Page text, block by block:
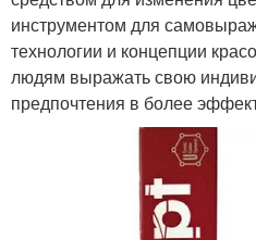
инструментом для
технологии и концепции
людям выражать свою
предпочтения в более